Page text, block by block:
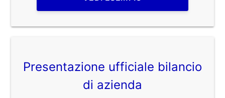
Presentazione ufficiale bilancio
di azienda